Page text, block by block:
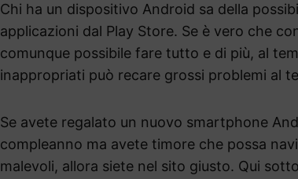
Chi ha un dispositivo Android sa della
applicazioni dal Play Store. Se è vero che
comunque possibile fare tutto e di più, al
inappropriati può recare grossi problemi al
Se avete regalato un nuovo smartphone
compleanno ma avete timore che possa
malevoli, allora siete nel sito giusto. Qui